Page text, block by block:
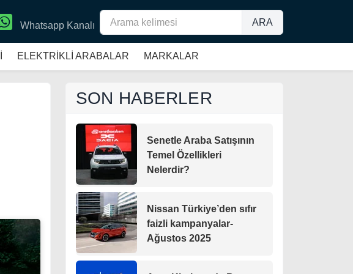
ARA
Whatsapp Kanalı
ELEKTRİKLİ ARABALAR MARKALAR
SON HABERLER
Senetle Araba Satışının
Temel Özellikleri
Nelerdir?
Nissan Türkiye’den sıfır
faizli kampanyalar-
Ağustos 2025